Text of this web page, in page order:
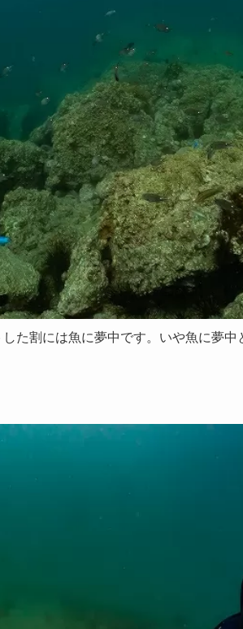
た割には魚に夢中です。いや魚に夢中